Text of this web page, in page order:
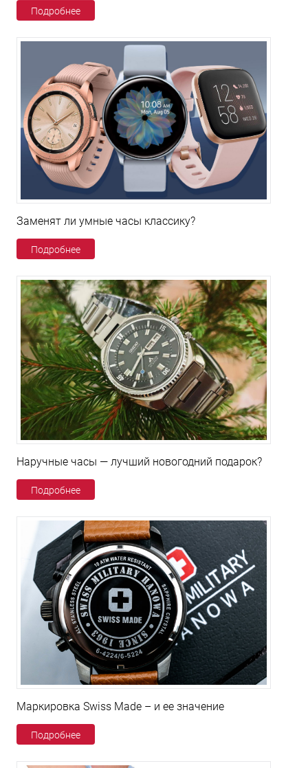
Подробнее
Заменят ли умные часы классику?
Подробнее
Наручные часы — лучший новогодний подарок?
Подробнее
Маркировка Swiss Made – и ее значение
Подробнее